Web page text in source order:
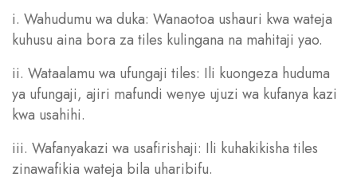
i. Wahudumu wa duka: Wanaotoa ushauri kwa wateja
kuhusu aina bora za tiles kulingana na mahitaji yao.
ii. Wataalamu wa ufungaji tiles: Ili kuongeza huduma
ya ufungaji, ajiri mafundi wenye ujuzi wa kufanya kazi
kwa usahihi.
iii. Wafanyakazi wa usafirishaji: Ili kuhakikisha tiles
zinawafikia wateja bila uharibifu.